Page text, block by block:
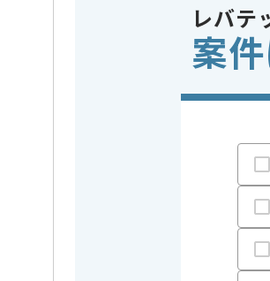
特徴
レバテックでの実績がある企業
PMOの経験を活かすことができ
新しいアイディアや技術を積極
経験豊富なメンバーと成長が出
スキルアップされたい方、長
レバテ
案